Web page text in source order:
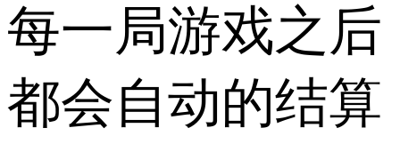
每一局游戏之后
都会自动的结算